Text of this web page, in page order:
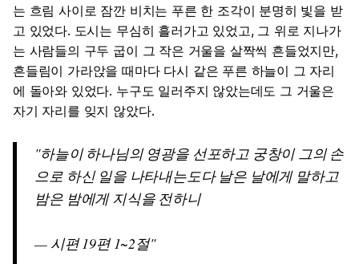
는 흐림 사이로 잠깐 비치는 푸른 한 조각이 분명히 빛을 받
고 있었다. 도시는 무심히 흘러가고 있었고, 그 위로 지나가
는 사람들의 구두 굽이 그 작은 거울을 살짝씩 흔들었지만,
흔들림이 가라앉을 때마다 다시 같은 푸른 하늘이 그 자리
에 돌아와 있었다. 누구도 일러주지 않았는데도 그 거울은
자기 자리를 잊지 않았다.
하늘이 하나님의 영광을 선포하고 궁창이 그의 손
으로 하신 일을 나타내는도다 날은 날에게 말하고
밤은 밤에게 지식을 전하니
— 시편 19편 1~2절